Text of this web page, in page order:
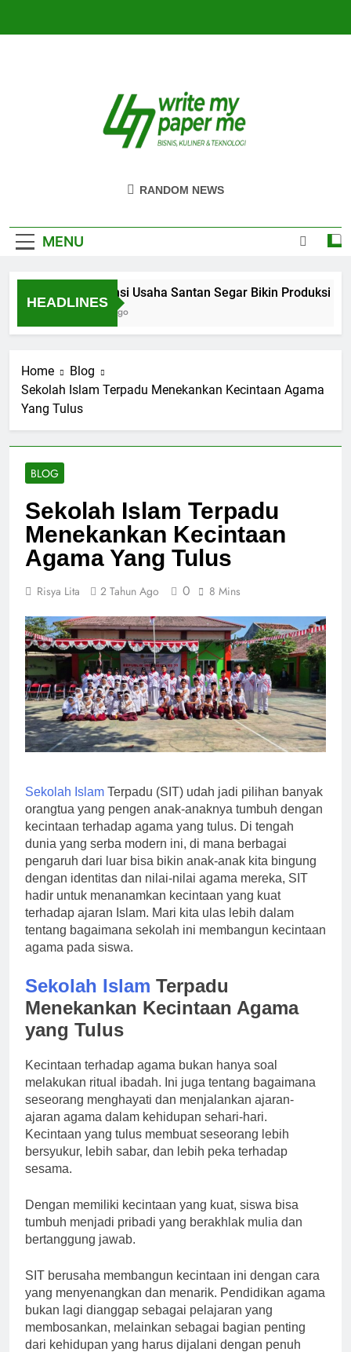
Bisnis, Kuliner, Teknologi
RANDOM NEWS
MENU
HEADLINES
Efisiensi Usaha Santan Segar Bikin Produksi
3 Hari Ago
Home
Blog
Sekolah Islam Terpadu Menekankan Kecintaan Agama
Yang Tulus
BLOG
Sekolah Islam Terpadu
Menekankan Kecintaan
Agama Yang Tulus
Risya Lita 2 Tahun Ago 0 8 Mins
Sekolah Islam Terpadu (SIT) udah jadi pilihan banyak
orangtua yang pengen anak-anaknya tumbuh dengan
kecintaan terhadap agama yang tulus. Di tengah
dunia yang serba modern ini, di mana berbagai
pengaruh dari luar bisa bikin anak-anak kita bingung
dengan identitas dan nilai-nilai agama mereka, SIT
hadir untuk menanamkan kecintaan yang kuat
terhadap ajaran Islam. Mari kita ulas lebih dalam
tentang bagaimana sekolah ini membangun kecintaan
agama pada siswa.
Sekolah Islam Terpadu
Menekankan Kecintaan Agama
yang Tulus
Kecintaan terhadap agama bukan hanya soal
melakukan ritual ibadah. Ini juga tentang bagaimana
seseorang menghayati dan menjalankan ajaran-
ajaran agama dalam kehidupan sehari-hari.
Kecintaan yang tulus membuat seseorang lebih
bersyukur, lebih sabar, dan lebih peka terhadap
sesama.
Dengan memiliki kecintaan yang kuat, siswa bisa
tumbuh menjadi pribadi yang berakhlak mulia dan
bertanggung jawab.
SIT berusaha membangun kecintaan ini dengan cara
yang menyenangkan dan menarik. Pendidikan agama
bukan lagi dianggap sebagai pelajaran yang
membosankan, melainkan sebagai bagian penting
dari kehidupan yang harus dijalani dengan penuh